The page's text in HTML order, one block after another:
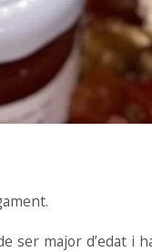
ser major d’edat i